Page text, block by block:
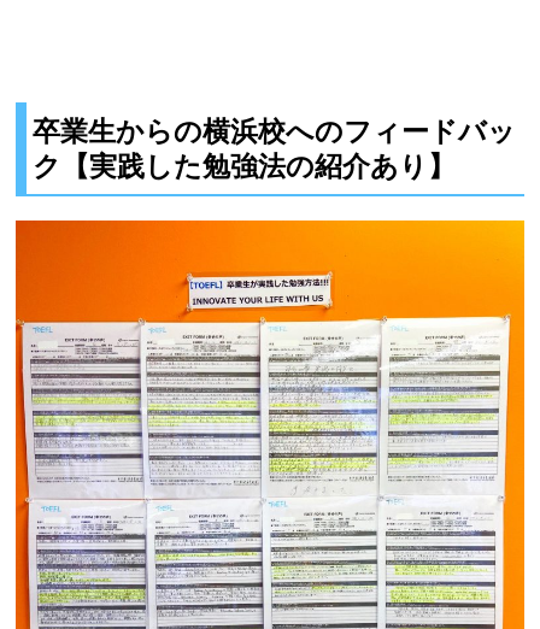
卒業生からの横浜校へのフィードバッ
ク【実践した勉強法の紹介あり】